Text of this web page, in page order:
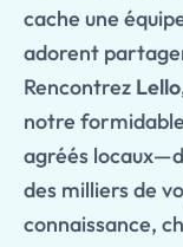
cache une
adorent
Rencontrez
notre
agréés
des milliers de
connaissance,